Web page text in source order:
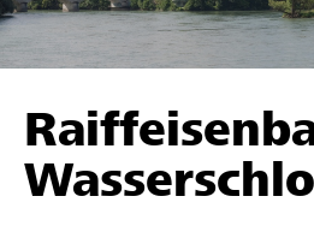
Unterstützen
Hilfe & Support
Projekte und Organisationen